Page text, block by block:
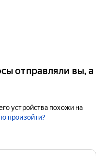
отправляли вы, а
устройства похожи на
произойти?